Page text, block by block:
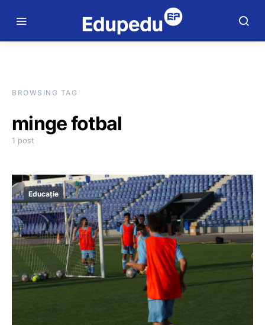
BROWSING TAG
minge fotbal
1 post
Educație